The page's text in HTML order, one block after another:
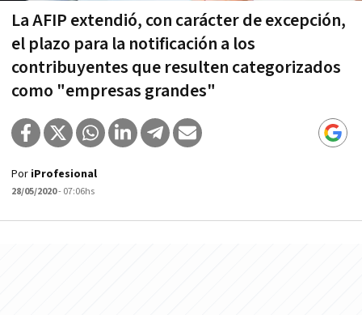
La AFIP extendió, con carácter de excepción,
el plazo para la notificación a los
contribuyentes que resulten categorizados
como "empresas grandes"
Por iProfesional
28/05/2020- 07:06hs